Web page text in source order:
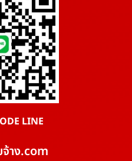
LINE
าง.com